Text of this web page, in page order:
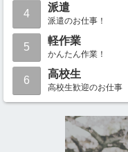
4
派遣
派遣のお仕事！
5
軽作業
かんたん作業！
6
高校生
高校生歓迎のお仕事